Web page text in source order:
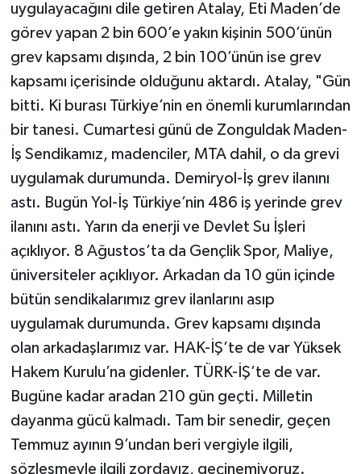
uygulayacağını dile getiren Atalay, Eti Maden’de
görev yapan 2 bin 600’e yakın kişinin 500’ünün
grev kapsamı dışında, 2 bin 100’ünün ise grev
kapsamı içerisinde olduğunu aktardı. Atalay, "Gün
bitti. Ki burası Türkiye’nin en önemli kurumlarından
bir tanesi. Cumartesi günü de Zonguldak Maden-
İş Sendikamız, madenciler, MTA dahil, o da grevi
uygulamak durumunda. Demiryol-İş grev ilanını
astı. Bugün Yol-İş Türkiye’nin 486 iş yerinde grev
ilanını astı. Yarın da enerji ve Devlet Su İşleri
açıklıyor. 8 Ağustos’ta da Gençlik Spor, Maliye,
üniversiteler açıklıyor. Arkadan da 10 gün içinde
bütün sendikalarımız grev ilanlarını asıp
uygulamak durumunda. Grev kapsamı dışında
olan arkadaşlarımız var. HAK-İŞ’te de var Yüksek
Hakem Kurulu’na gidenler. TÜRK-İŞ’te de var.
Bugüne kadar aradan 210 gün geçti. Milletin
dayanma gücü kalmadı. Tam bir senedir, geçen
Temmuz ayının 9’undan beri vergiyle ilgili,
sözleşmeyle ilgili zordayız, geçinemiyoruz.